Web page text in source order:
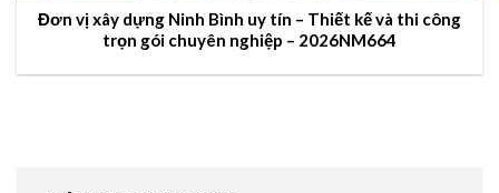
Đơn vị xây dựng Ninh Bình uy tín – Thiết kế và thi công
trọn gói chuyên nghiệp – 2026NM664